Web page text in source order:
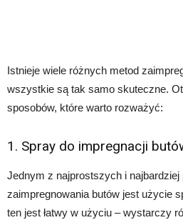
Istnieje wiele różnych metod
wszystkie są tak samo skuteczne.
sposobów, które warto rozważyć:
1. Spray do impregnacji
Jednym z najprostszych i
zaimpregnowania butów jest użycie
ten jest łatwy w użyciu – wystarczy